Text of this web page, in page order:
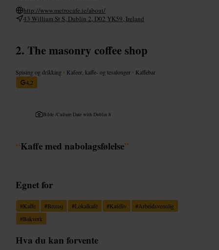
http://www.metrocafe.ie/about/
43 William St S, Dublin 2, D02 YK59, Ireland
The masonry coffee shop
Spising og drikking • Kafeer, kaffe- og tesalonger • Kaffebar
4,2
Bilde /Culture Date with Dublin 8
“Kaffe med nabolagsfølelse”
Egnet for
#Kaffe #Brunsj #Lokalkafé #Kaféliv #Arbeidsvennlig
#Bakverk
Hva du kan forvente